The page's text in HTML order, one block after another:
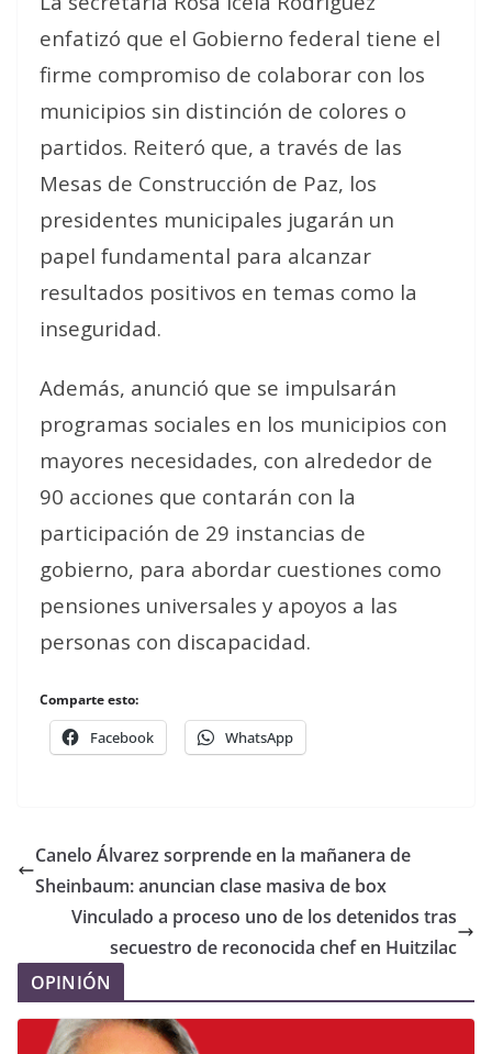
enfatizó que el Gobierno federal tiene el
firme compromiso de colaborar con los
municipios sin distinción de colores o
partidos. Reiteró que, a través de las
Mesas de Construcción de Paz, los
presidentes municipales jugarán un
papel fundamental para alcanzar
resultados positivos en temas como la
inseguridad.
Además, anunció que se impulsarán
programas sociales en los municipios con
mayores necesidades, con alrededor de
90 acciones que contarán con la
participación de 29 instancias de
gobierno, para abordar cuestiones como
pensiones universales y apoyos a las
personas con discapacidad.
Comparte esto:
Facebook WhatsApp
Canelo Álvarez sorprende en la mañanera de
Sheinbaum: anuncian clase masiva de box
Vinculado a proceso uno de los detenidos tras
secuestro de reconocida chef en Huitzilac
OPINIÓN